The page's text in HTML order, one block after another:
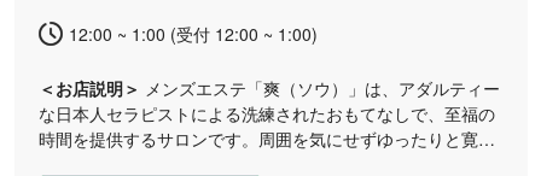
12:00 ~ 1:00 (受付 12:00 ~ 1:00)
＜お店説明＞ メンズエステ「爽（ソウ）」は、アダルティー
な日本人セラピストによる洗練されたおもてなしで、至福の
時間を提供するサロンです。周囲を気にせずゆったりと寛げ